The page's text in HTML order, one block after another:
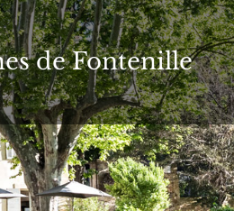
de Fontenille